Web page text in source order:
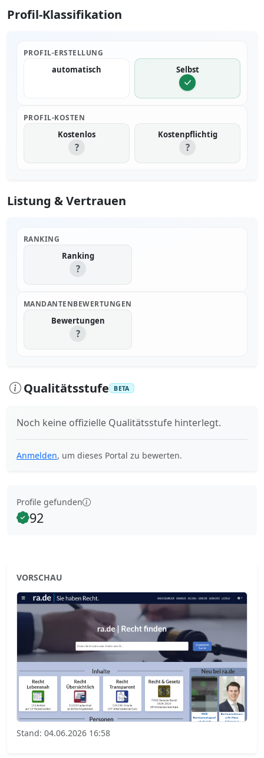
Profil-Klassifikation
PROFIL-ERSTELLUNG
automatisch Selbst
PROFIL-KOSTEN
Kostenlos
?
Kostenpflichtig
?
Listung & Vertrauen
RANKING
Ranking
?
MANDANTENBEWERTUNGEN
Bewertungen
?
Qualitätsstufe BETA
Noch keine offizielle Qualitätsstufe hinterlegt.
Anmelden, um dieses Portal zu bewerten.
Profile gefunden
92
VORSCHAU
Stand: 04.06.2026 16:58